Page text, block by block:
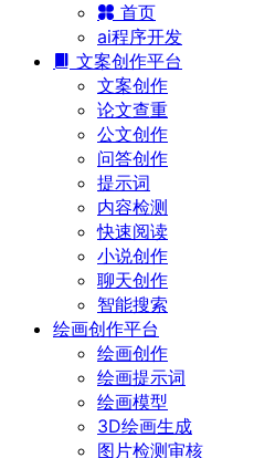
首页
ai程序开发
文案创作平台
文案创作
论文查重
公文创作
问答创作
提示词
内容检测
快速阅读
小说创作
聊天创作
智能搜索
绘画创作平台
绘画创作
绘画提示词
绘画模型
3D绘画生成
图片检测审核